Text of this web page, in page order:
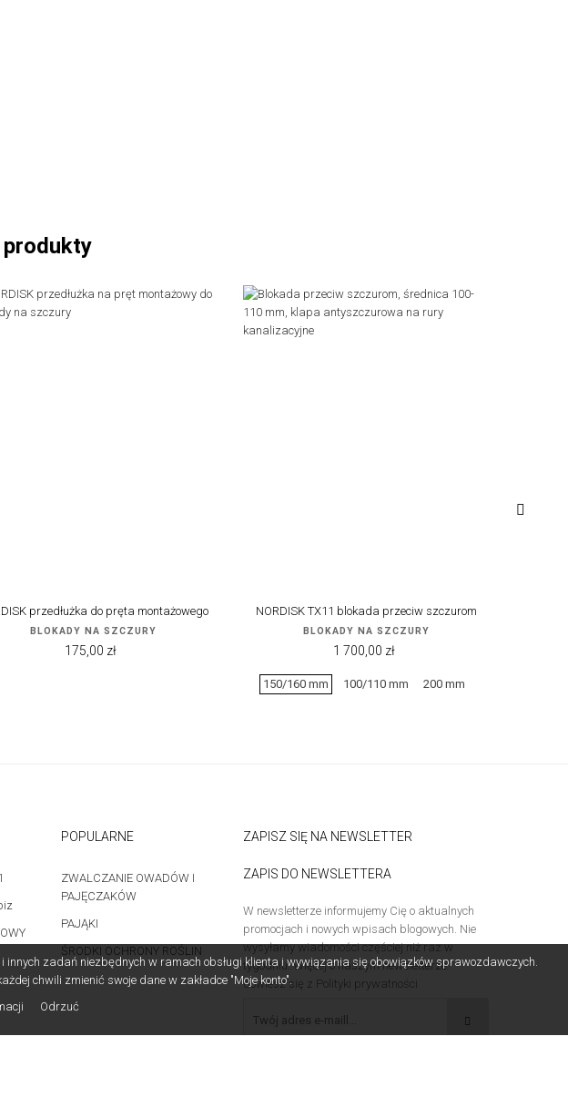
produkty
przedłużka do pręta montażowego
BLOKADY NA SZCZURY
Cena
175,00 zł
NORDISK TX11 blokada przeciw szczurom
BLOKADY NA SZCZURY
Cena
1 700,00 zł
150/160 mm 100/110 mm 200 mm
POPULARNE
ZWALCZANIE OWADÓW I
PAJĘCZAKÓW
PAJĄKI
ŚRODKI OCHRONY ROŚLIN
ZAPISZ SIĘ NA NEWSLETTER
ZAPIS DO NEWSLETTERA
W newsletterze informujemy Cię o aktualnych
promocjach i nowych wpisach blogowych. Nie
wysyłamy wiadomości częściej niż raz w
tygodniu. Więcej o naszym newsletterze
dowiesz się z Polityki prywatności
zadań niezbędnych w ramach obsługi klienta i wywiązania się obowiązków sprawozdawczych.
chwili zmienić swoje dane w zakładce "Moje konto".
Odrzuć